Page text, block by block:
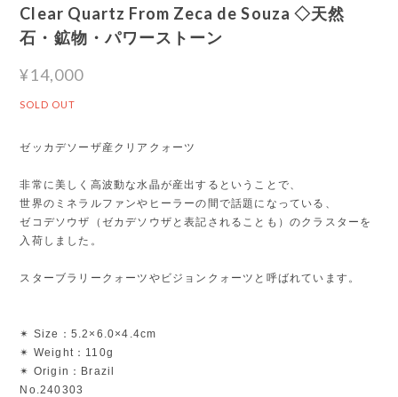
Clear Quartz From Zeca de Souza ◇天然
石・鉱物・パワーストーン
¥14,000
SOLD OUT
ゼッカデソーザ産クリアクォーツ
非常に美しく高波動な水晶が産出するということで、
世界のミネラルファンやヒーラーの間で話題になっている、
ゼコデソウザ（ゼカデソウザと表記されることも）のクラスターを
入荷しました。
スターブラリークォーツやビジョンクォーツと呼ばれています。
✴︎ Size：5.2×6.0×4.4cm
✴︎ Weight：110g
✴︎ Origin：Brazil
No.240303